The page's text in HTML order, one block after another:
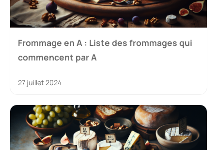
Frommage en A : Liste des frommages qui
commencent par A
27 juillet 2024